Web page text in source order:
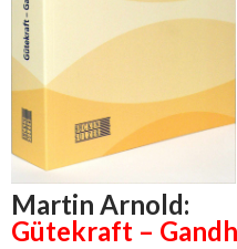
Martin Arnold:
Gütekraft –